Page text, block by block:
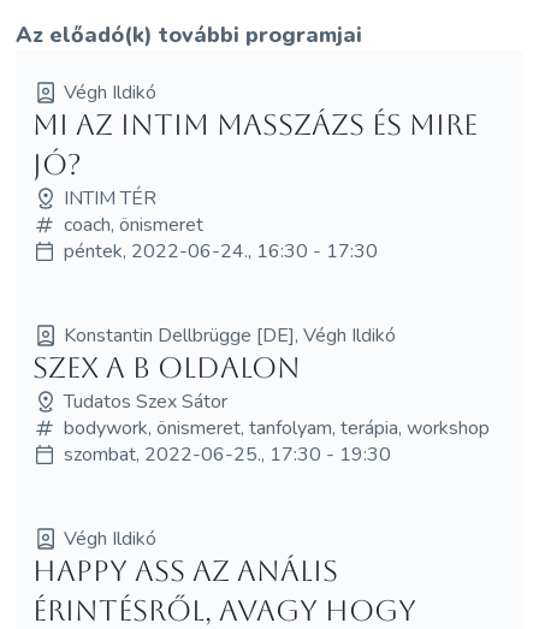
Az előadó(k) további programjai
Végh Ildikó
Mi az intim masszázs és mire
jó?
INTIM TÉR
coach, önismeret
péntek, 2022-06-24., 16:30 - 17:30
Konstantin Dellbrügge [DE], Végh Ildikó
Szex a B oldalon
Tudatos Szex Sátor
bodywork, önismeret, tanfolyam, terápia, workshop
szombat, 2022-06-25., 17:30 - 19:30
Végh Ildikó
Happy Ass Az anális
érintésről, avagy hogy